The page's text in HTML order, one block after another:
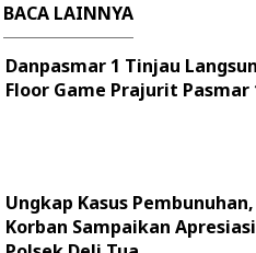
BACA LAINNYA
Danpasmar 1 Tinjau
Floor Game Prajurit Pasmar
Ungkap Kasus
Korban Sampaikan